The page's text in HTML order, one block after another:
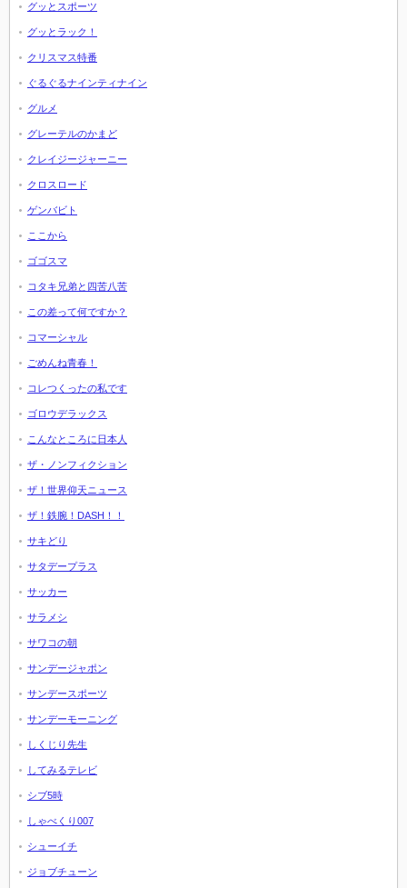
グッとスポーツ
グッとラック！
クリスマス特番
ぐるぐるナインティナイン
グルメ
グレーテルのかまど
クレイジージャーニー
クロスロード
ゲンバビト
ここから
ゴゴスマ
コタキ兄弟と四苦八苦
この差って何ですか？
コマーシャル
ごめんね青春！
コレつくったの私です
ゴロウデラックス
こんなところに日本人
ザ・ノンフィクション
ザ！世界仰天ニュース
ザ！鉄腕！DASH！！
サキどり
サタデープラス
サッカー
サラメシ
サワコの朝
サンデージャポン
サンデースポーツ
サンデーモーニング
しくじり先生
してみるテレビ
シブ5時
しゃべくり007
シューイチ
ジョブチューン